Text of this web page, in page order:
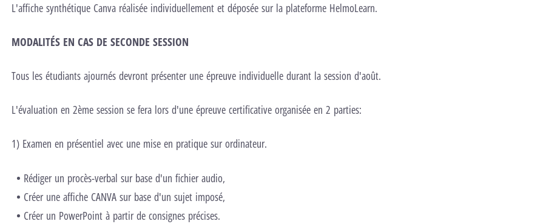
L'affiche synthétique Canva réalisée individuellement et déposée sur la plateforme HelmoLearn.
MODALITÉS EN CAS DE SECONDE SESSION
Tous les étudiants ajournés devront présenter une épreuve individuelle durant la session d'août.
L'évaluation en 2ème session se fera lors d'une épreuve certificative organisée en 2 parties:
1) Examen en présentiel avec une mise en pratique sur ordinateur.
Rédiger un procès-verbal sur base d'un fichier audio,
Créer une affiche CANVA sur base d'un sujet imposé,
Créer un PowerPoint à partir de consignes précises.